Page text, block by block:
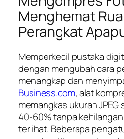
Menghemat
Perangkat
Memperkecil pustaka
dengan mengubah cara
menangkap dan
Business.com, alat
memangkas ukuran
40-60% tanpa
terlihat. Beberapa